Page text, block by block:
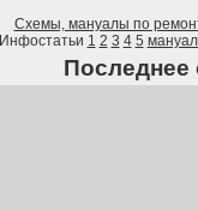
Схемы, мануалы по
Инфостатьи 1 2 3 4 5